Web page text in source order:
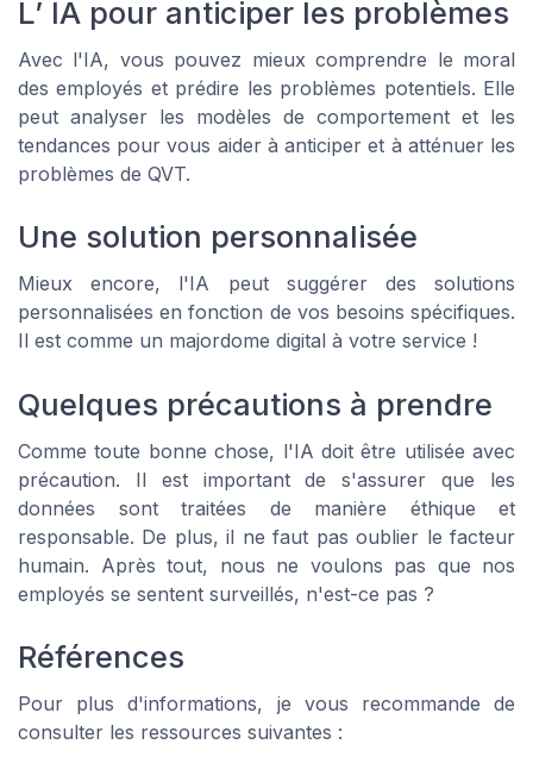
L’ IA pour anticiper les problèmes
Avec l'IA, vous pouvez mieux comprendre le moral
des employés et prédire les problèmes potentiels. Elle
peut analyser les modèles de comportement et les
tendances pour vous aider à anticiper et à atténuer les
problèmes de QVT.
Une solution personnalisée
Mieux encore, l'IA peut suggérer des solutions
personnalisées en fonction de vos besoins spécifiques.
Il est comme un majordome digital à votre service !
Quelques précautions à prendre
Comme toute bonne chose, l'IA doit être utilisée avec
précaution. Il est important de s'assurer que les
données sont traitées de manière éthique et
responsable. De plus, il ne faut pas oublier le facteur
humain. Après tout, nous ne voulons pas que nos
employés se sentent surveillés, n'est-ce pas ?
Références
Pour plus d'informations, je vous recommande de
consulter les ressources suivantes :